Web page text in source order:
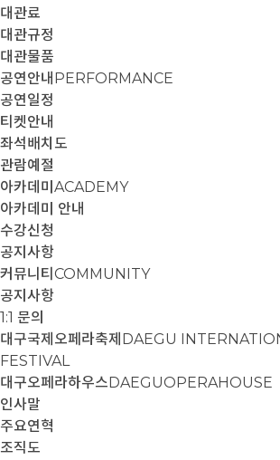
대관료
대관규정
대관물품
공연안내 PERFORMANCE
공연일정
티켓안내
좌석배치도
관람예절
아카데미 ACADEMY
아카데미 안내
수강신청
공지사항
커뮤니티 COMMUNITY
공지사항
1:1 문의
대구국제오페라축제 DAEGU
FESTIVAL
대구오페라하우스DAEGUOPERAHOUSE
인사말
주요연혁
조직도